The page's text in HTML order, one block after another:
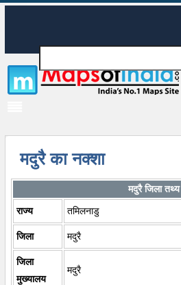
मदुरै का नक्शा
मदुरै जिला तथ्य
राज्य
तमिलनाडु
जिला मदुरै
जिला
मुख्यालय
मदुरै